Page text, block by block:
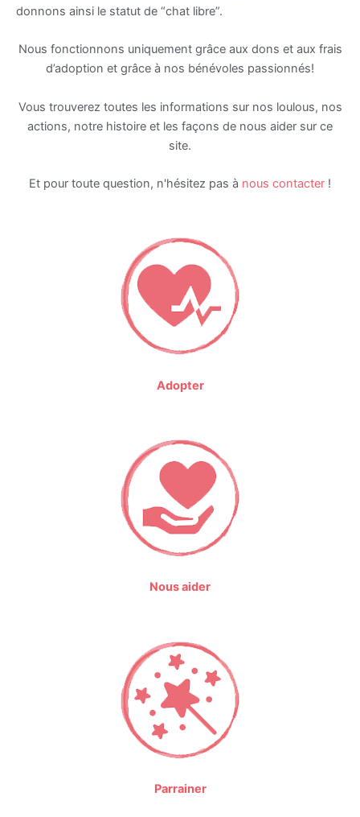
donnons ainsi le statut de “chat libre”.
Nous fonctionnons uniquement grâce aux dons et aux frais
d’adoption et grâce à nos bénévoles passionnés!
Vous trouverez toutes les informations sur nos loulous, nos
actions, notre histoire et les façons de nous aider sur ce
site.
Et pour toute question, n'hésitez pas à nous contacter !
Adopter
Nous aider
Parrainer